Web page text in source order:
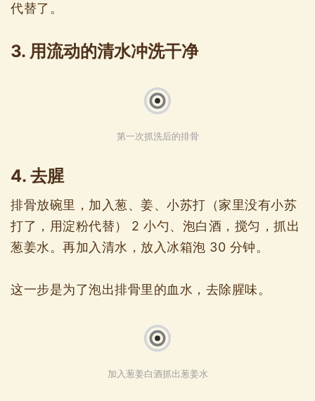
代替了。
3. 用流动的清水冲洗干净
第一次抓洗后的排骨
4. 去腥
排骨放碗里，加入葱、姜、小苏打（家里没有小苏
打了，用淀粉代替） 2 小勺、泡白酒，搅匀，抓出
葱姜水。再加入清水，放入冰箱泡 30 分钟。
这一步是为了泡出排骨里的血水，去除腥味。
加入葱姜白酒抓出葱姜水